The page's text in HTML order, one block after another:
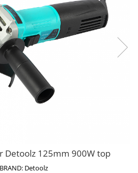
electrice
Detoolz 125mm 900W top
BRAND: Detoolz